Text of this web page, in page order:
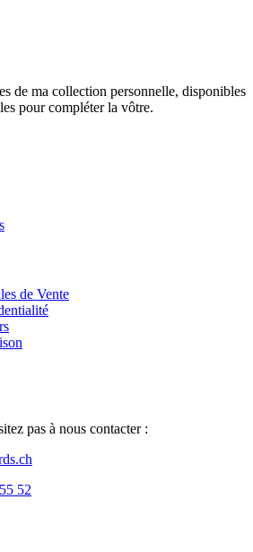
de ma collection personnelle, disponibles
pour compléter la vôtre.
de Vente
pas à nous contacter :
52